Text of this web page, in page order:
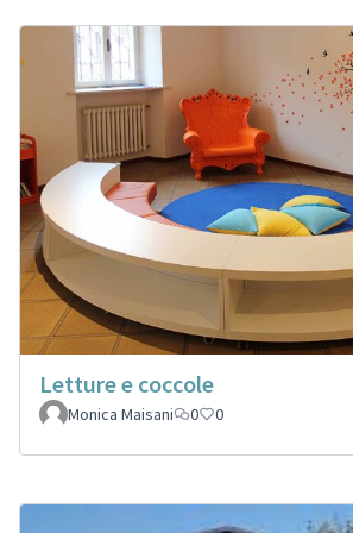
Letture e coccole
Monica Maisani
0 0